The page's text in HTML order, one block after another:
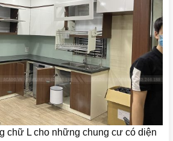
chữ L cho những chung cư có diện